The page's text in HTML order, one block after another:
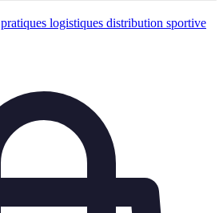
pratiques logistiques distribution sportive